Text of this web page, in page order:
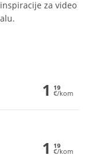
za video
1 19
€/kom
1 19
€/kom